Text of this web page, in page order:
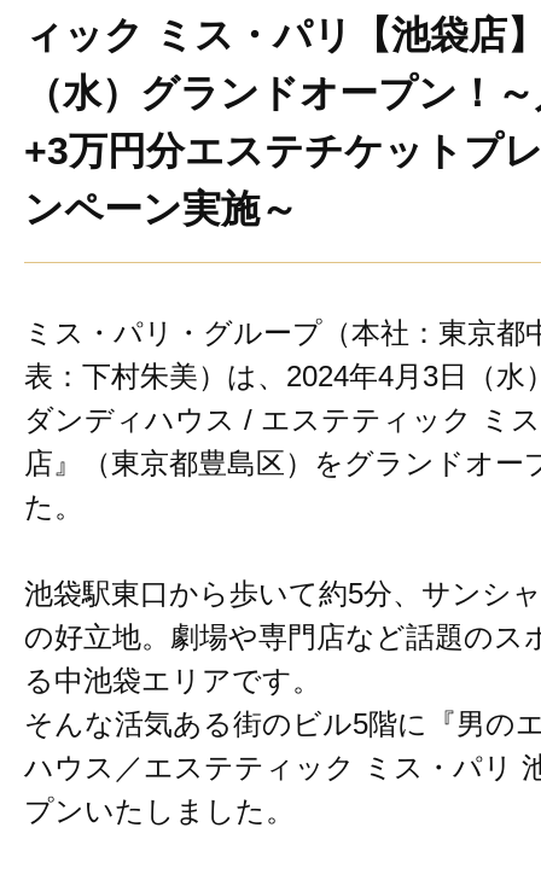
ィック ミス・パリ【池袋店
（水）グランドオープン！
+3万円分エステチケットプ
ンペーン実施～
ミス・パリ・グループ（本社：東京都
表：下村朱美）は、2024年4月3日（水
ダンディハウス / エステティック ミ
店』（東京都豊島区）をグランドオー
た。
池袋駅東口から歩いて約5分、サンシ
の好立地。劇場や専門店など話題のス
る中池袋エリアです。
そんな活気ある街のビル5階に『男の
ハウス／エステティック ミス・パリ
プンいたしました。